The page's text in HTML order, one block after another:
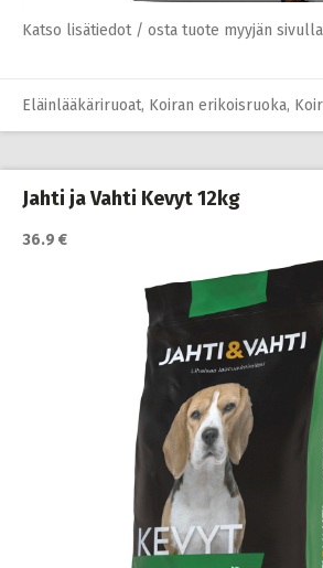
Katso lisätiedot / osta tuote myyjän sivulla
Eläinlääkäriruoat, Koiran erikoisruoka,
Jahti ja Vahti Kevyt 12kg
36.9 €